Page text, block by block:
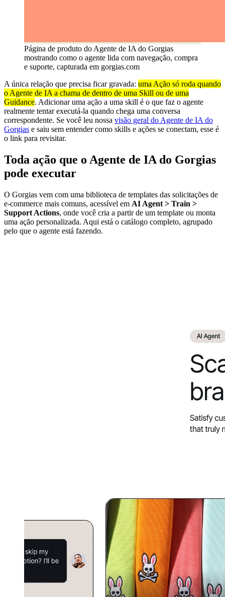
Página de produto do Agente de IA do Gorgias
mostrando como o agente lida com navegação, compra
e suporte, capturada em gorgias.com
A única relação que precisa ficar gravada: uma Ação só roda quando
o Agente de IA a chama de dentro de uma Skill ou de uma
Guidance. Adicionar uma ação a uma skill é o que faz o agente
realmente tentar executá-la quando chega uma conversa
correspondente. Se você leu nossa visão geral do Agente de IA do
Gorgias e saiu sem entender como skills e ações se conectam, esse é
o link para revisitar.
Toda ação que o Agente de IA do Gorgias
pode executar
O Gorgias vem com uma biblioteca de templates das solicitações de
e-commerce mais comuns, acessível em AI Agent > Train >
Support Actions, onde você cria a partir de um template ou monta
uma ação personalizada. Aqui está o catálogo completo, agrupado
pelo que o agente está fazendo.